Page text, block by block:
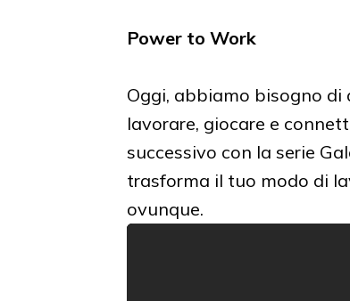
Power to Work
Oggi, abbiamo bisogno
lavorare, giocare e
successivo con la serie
trasforma il tuo modo di
ovunque.